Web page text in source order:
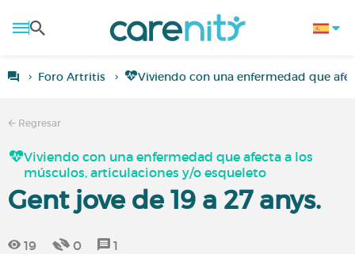
Foro Artritis Viviendo con una enfermedad que
Regresar
Viviendo con una enfermedad que afecta a los
músculos, articulaciones y/o esqueleto
Gent jove de 19 a 27 anys.
19 0 1